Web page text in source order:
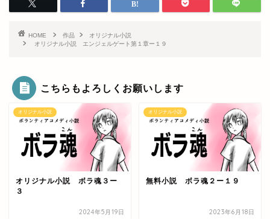
HOME 作品
オリジナル小説
オリジナル小説 エンジェルゲート第１章ー１９
こちらもよろしくお願いします
オリジナル小説
オリジナル小説 ボラ魂３ー
３
2024年5月19日
オリジナル小説
無料小説 ボラ魂２ー１９
2023年6月18日